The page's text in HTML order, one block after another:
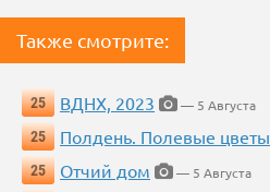
Также смотрите:
25 ВДНХ, 2023
— 5 Августа
25
Полдень. Полевые цветы
25
Отчий дом
— 5 Августа